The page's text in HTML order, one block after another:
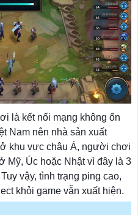
là kết nối mạng không ổn
Nam nên nhà sản xuất
khu vực châu Á, người chơi
Mỹ, Úc hoặc Nhật vì đây là 3
vậy, tình trạng ping cao,
khỏi game vẫn xuất hiện.